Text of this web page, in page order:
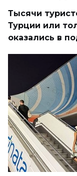
Тысячи
Турции или
оказались в